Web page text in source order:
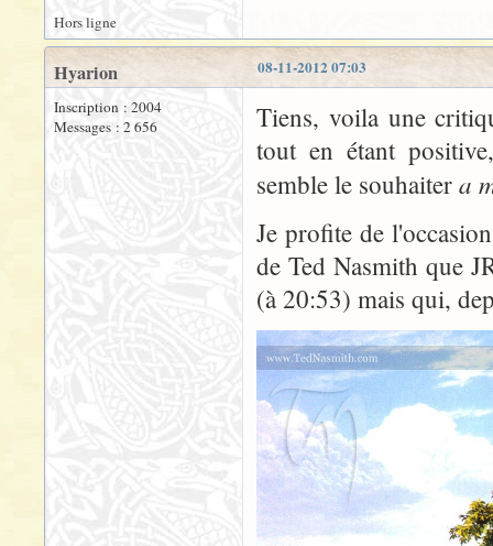
Hors ligne
08-11-2012 07:03
Hyarion
Inscription : 2004
Messages : 2 656
Tiens, voila une
tout en étant
semble le souhaiter a
Je profite de
de Ted Nasmith que
(à 20:53) mais qui,